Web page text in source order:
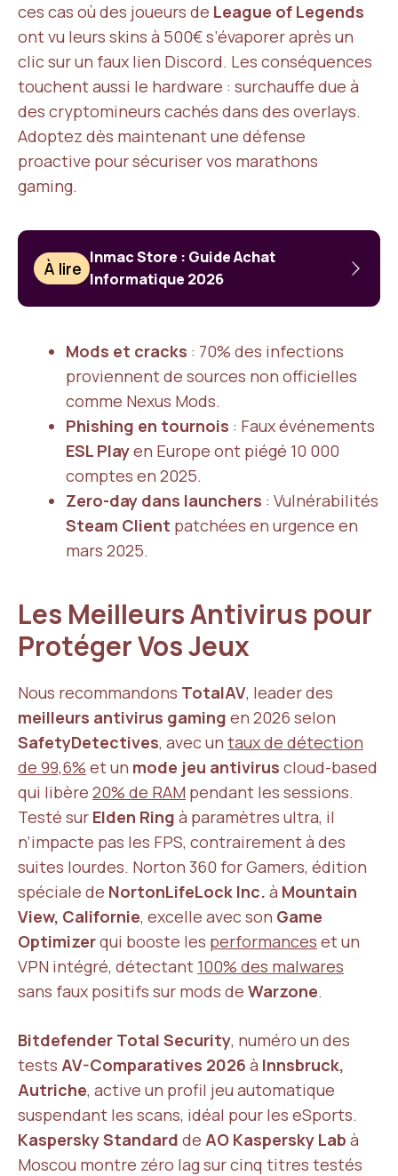
ces cas où des joueurs de League of Legends
ont vu leurs skins à 500€ s’évaporer après un
clic sur un faux lien Discord. Les conséquences
touchent aussi le hardware : surchauffe due à
des cryptomineurs cachés dans des overlays.
Adoptez dès maintenant une défense
proactive pour sécuriser vos marathons
gaming.
À lire
Inmac Store : Guide Achat
Informatique 2026
Mods et cracks : 70% des infections
proviennent de sources non officielles
comme Nexus Mods.
Phishing en tournois : Faux événements
ESL Playen Europe ont piégé 10 000
comptes en 2025.
Zero-day dans launchers : Vulnérabilités
Steam Client patchées en urgence en
mars 2025.
Les Meilleurs Antivirus pour
Protéger Vos Jeux
Nous recommandons TotalAV, leader des
meilleurs antivirus gaming en 2026 selon
SafetyDetectives, avec un taux de détection
de 99,6% et un mode jeu antivirus cloud-based
qui libère 20% de RAM pendant les sessions.
Testé sur Elden Ring à paramètres ultra, il
n’impacte pas les FPS, contrairement à des
suites lourdes. Norton 360 for Gamers, édition
spéciale de NortonLifeLock Inc. à Mountain
View, Californie, excelle avec son Game
Optimizerqui booste les performances et un
VPN intégré, détectant 100% des malwares
sans faux positifs sur mods de Warzone.
Bitdefender Total Security, numéro un des
tests AV-Comparatives 2026 à Innsbruck,
Autriche, active un profil jeu automatique
suspendant les scans, idéal pour les eSports.
Kaspersky Standard de AO Kaspersky Lab à
Moscou montre zéro lag sur cinq titres testés